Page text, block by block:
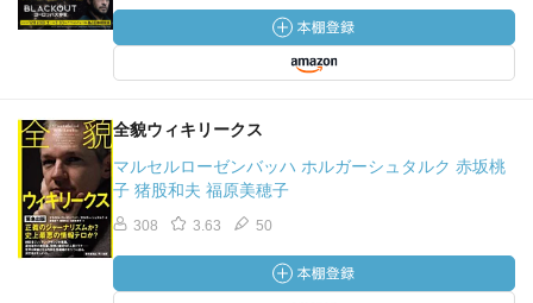
全貌ウィキリークス
マルセルローゼンバッハ ホルガーシュタルク 赤坂桃
子 猪股和夫 福原美穂子
308 3.63 50